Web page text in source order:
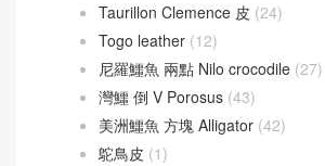
Taurillon Clemence 皮 (24)
Togo leather (12)
尼羅鱷魚 兩點 Nilo crocodile (27)
灣鱷 倒 V Porosus (43)
美洲鱷魚 方塊 Alligator (42)
鴕鳥皮 (1)